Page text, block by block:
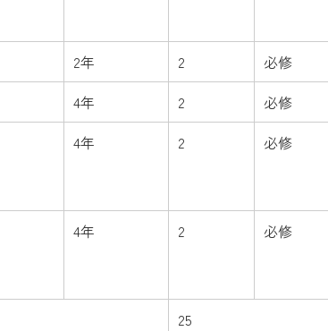
2年 2 必修
4年 2 必修
4年 2 必修
4年 2 必修
25